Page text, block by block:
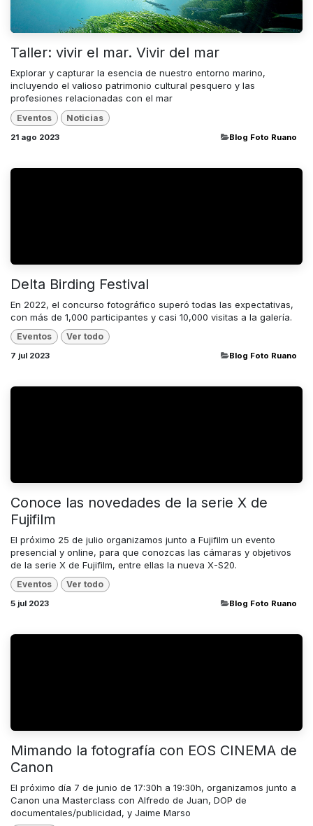
Taller: vivir el mar. Vivir del mar
Explorar y capturar la esencia de nuestro entorno marino,
incluyendo el valioso patrimonio cultural pesquero y las
profesiones relacionadas con el mar
Eventos Noticias
21 ago 2023 ​Blog Foto Ruano
Delta Birding Festival
En 2022, el concurso fotográfico superó todas las expectativas,
con más de 1,000 participantes y casi 10,000 visitas a la galería.
Eventos Ver todo
7 jul 2023 ​Blog Foto Ruano
Conoce las novedades de la serie X de
Fujifilm
El próximo 25 de julio organizamos junto a Fujifilm un evento
presencial y online, para que conozcas las cámaras y objetivos
de la serie X de Fujifilm, entre ellas la nueva X-S20.
Eventos Ver todo
5 jul 2023 ​Blog Foto Ruano
Mimando la fotografía con EOS CINEMA de
Canon
El próximo día 7 de junio de 17:30h a 19:30h, organizamos junto a
Canon una Masterclass con Alfredo de Juan, DOP de
documentales/publicidad, y Jaime Marso